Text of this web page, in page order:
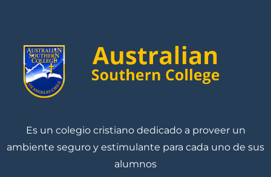
Es un colegio cristiano dedicado a proveer un
ambiente seguro y estimulante para cada uno de sus
alumnos